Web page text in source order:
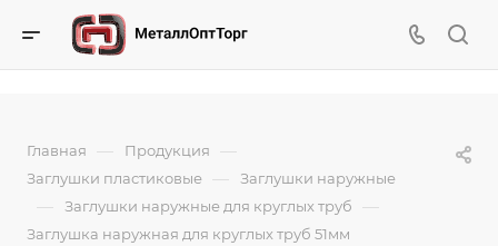
Главная — Продукция —
Заглушки пластиковые — Заглушки наружные
— Заглушки наружные для круглых труб —
Заглушка наружная для круглых труб 51мм